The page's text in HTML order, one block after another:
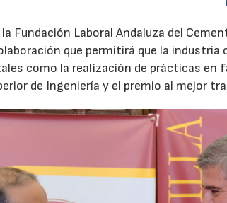
Fundación Laboral Andaluza del
que permitirá que la industria
como la realización de prácticas en
de Ingeniería y el premio al mejor